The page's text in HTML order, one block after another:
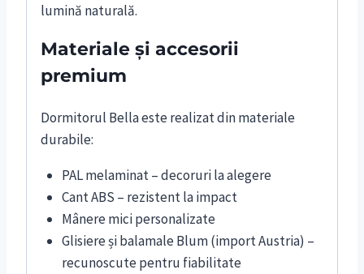
lumină naturală.
Materiale și accesorii
premium
Dormitorul Bella este realizat din materiale
durabile:
PAL melaminat – decoruri la alegere
Cant ABS – rezistent la impact
Mânere mici personalizate
Glisiere și balamale Blum (import Austria) –
recunoscute pentru fiabilitate